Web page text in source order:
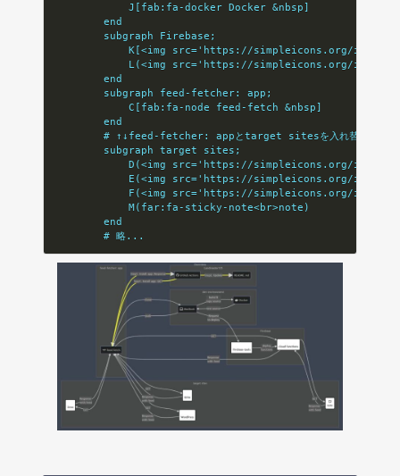
            J[fab:fa-docker Docker &nbsp]
        end
        subgraph Firebase;
K[<img src='https://simpleicons.org/icons/
L(<img src='https://simpleicons.org/
        end
        subgraph feed-fetcher: app;
            C[fab:fa-node feed-fetch &nbsp]
        end
        # ↑↓feed-fetcher: appとtarget sitesを入れ替えた。
        subgraph target sites;
D(<img src='https://simpleicons.org/icons/
E(<img src='https://simpleicons.org/icons/
F(<img src='https://simpleicons.org/icons/
            M(far:fa-sticky-note<br>note)
        end
        # 略...